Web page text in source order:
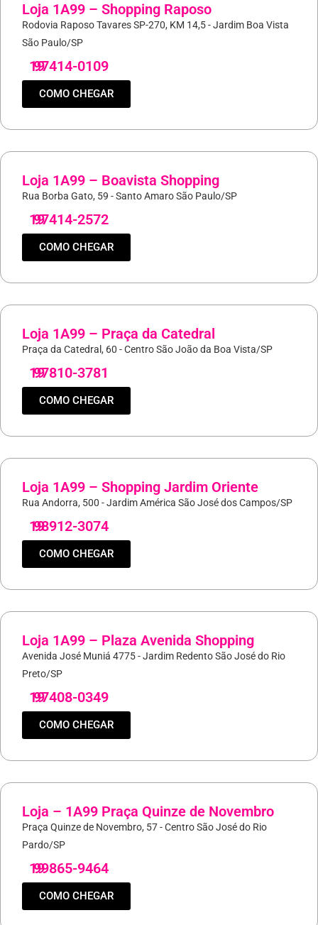
Loja 1A99 – Shopping Raposo
Rodovia Raposo Tavares SP-270, KM 14,5 - Jardim Boa Vista
São Paulo/SP
19
97414-0109
COMO CHEGAR
Loja 1A99 – Boavista Shopping
Rua Borba Gato, 59 - Santo Amaro São Paulo/SP
19
97414-2572
COMO CHEGAR
Loja 1A99 – Praça da Catedral
Praça da Catedral, 60 - Centro São João da Boa Vista/SP
19
97810-3781
COMO CHEGAR
Loja 1A99 – Shopping Jardim Oriente
Rua Andorra, 500 - Jardim América São José dos Campos/SP
19
98912-3074
COMO CHEGAR
Loja 1A99 – Plaza Avenida Shopping
Avenida José Muniá 4775 - Jardim Redento São José do Rio
Preto/SP
19
97408-0349
COMO CHEGAR
Loja – 1A99 Praça Quinze de Novembro
Praça Quinze de Novembro, 57 - Centro São José do Rio
Pardo/SP
19
99865-9464
COMO CHEGAR